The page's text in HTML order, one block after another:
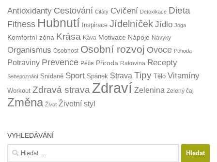
Antioxidanty Cestování Citáty Cvičení Detoxikace Dieta
Fitness Hubnutí Inspirace Jídelníček Jídlo Jóga
Komfortní zóna Krása Káva Motivace Nápoje Návyky
Organismus Osobnost Osobní rozvoj Ovoce Pohoda
Potraviny Prevence Péče Přiroda Rakovina Recepty
Sebepoznání Snídaně Sport Spánek Strava Tipy Tělo Vitamíny
Workout Zdravá strava Zdraví Zelenina Zelený čaj
Změna Život Životní styl
VYHLEDÁVÁNÍ
Vyhledávání